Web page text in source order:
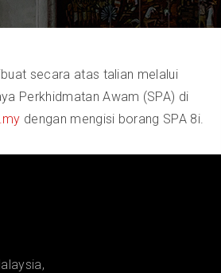
secara atas talian melalui
Perkhidmatan Awam (SPA) di
dengan mengisi borang SPA 8i.